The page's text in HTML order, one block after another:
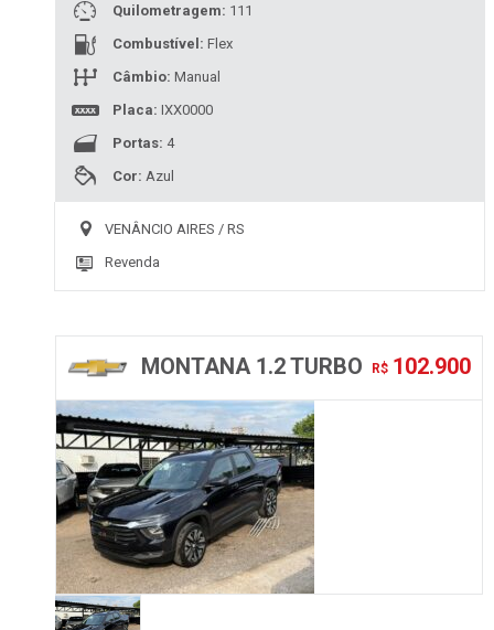
Quilometragem: 111
Combustível: Flex
Câmbio: Manual
Placa: IXX0000
Portas: 4
Cor: Azul
VENÂNCIO AIRES / RS
Revenda
R$ 102.900
MONTANA 1.2 TURBO